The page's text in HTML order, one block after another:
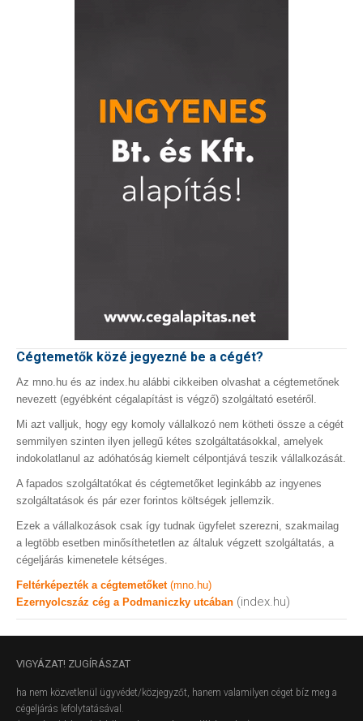
Cégtemetők közé jegyezné be a cégét?
Az mno.hu és az index.hu alábbi cikkeiben olvashat a cégtemetőnek
nevezett (egyébként cégalapítást is végző) szolgáltató esetéről.
Mi azt valljuk, hogy egy komoly vállalkozó nem kötheti össze a cégét
semmilyen szinten ilyen jellegű kétes szolgáltatásokkal, amelyek
indokolatlanul az adóhatóság kiemelt célpontjává teszik vállalkozását.
A fapados szolgáltatókat és cégtemetőket leginkább az ingyenes
szolgáltatások és pár ezer forintos költségek jellemzik.
Ezek a vállalkozások csak így tudnak ügyfelet szerezni, szakmailag
a legtöbb esetben minősíthetetlen az általuk végzett szolgáltatás, a
cégeljárás kimenetele kétséges.
Feltérképezték a cégtemetőket (mno.hu)
Ezernyolcszáz cég a Podmaniczky utcában (index.hu)
VIGYÁZAT! ZUGÍRÁSZAT
ha nem közvetlenül ügyvédet/közjegyzőt, hanem valamilyen céget bíz meg a
cégeljárás lefolytatásával.